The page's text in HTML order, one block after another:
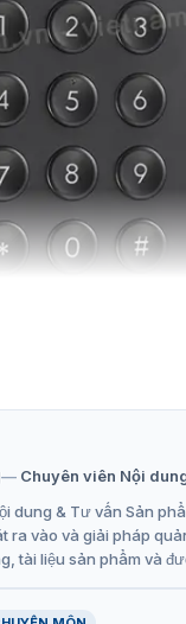
của đầu đọc
DS-K1108AMK
có thể nhập thêm
cao.
Chuyên viên Nội
dung & Tư vấn Sản
ra vào và giải pháp
tài liệu sản phẩm và